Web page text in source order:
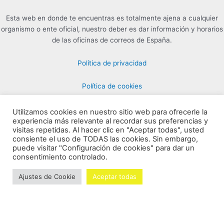
Esta web en donde te encuentras es totalmente ajena a cualquier
organismo o ente oficial, nuestro deber es dar información y horarios
de las oficinas de correos de España.
Política de privacidad
Política de cookies
Contacto para Publicidad en info@horarioscorreos.com
Copyright © 2026 Horarios de las Oficinas de Correos | Creada por
horarioscorreos.com
Utilizamos cookies en nuestro sitio web para ofrecerle la
experiencia más relevante al recordar sus preferencias y
visitas repetidas. Al hacer clic en "Aceptar todas", usted
consiente el uso de TODAS las cookies. Sin embargo,
puede visitar "Configuración de cookies" para dar un
consentimiento controlado.
Ajustes de Cookie Aceptar todas